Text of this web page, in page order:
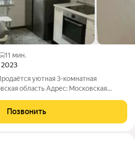
11 мин.
2023
уютная 3-комнатная
область Адрес: Московская
д. 5. Вашему вниманию
Позвонить